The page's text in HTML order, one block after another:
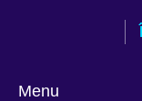
Menu